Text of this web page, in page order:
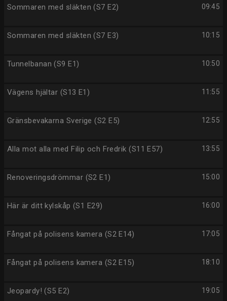
09:45
Sommaren med släkten (S7 E2)
10:15
Sommaren med släkten (S7 E3)
10:50
Tunnelbanan (S9 E1)
11:55
Vägens hjältar (S13 E1)
12:55
Gränsbevakarna Sverige (S2 E5)
13:55
Alla mot alla med Filip och Fredrik (S11 E57)
15:00
Renoveringsdrömmar (S2 E1)
16:00
Här är ditt kylskåp (S1 E29)
17:05
Fångat på polisens kamera (S2 E14)
18:10
Fångat på polisens kamera (S2 E15)
19:05
Jeopardy! (S5 E2)